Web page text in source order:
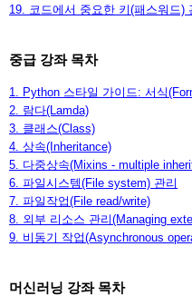
19. 코드에서 중요한 키(패스워드)
중급 강좌 목차
1. Python 스타일 가이드: 서식
2. 람다(Lamda)
3. 클래스(Class)
4. 상속(Inheritance)
5. 다중상속(Mixins - multiple
6. 파일시스템(File system) 관리
7. 파일작업(File read/write)
8. 외부 리소스 관리(Managing
9. 비동기 작업(Asynchronous
머신러닝 강좌 목차